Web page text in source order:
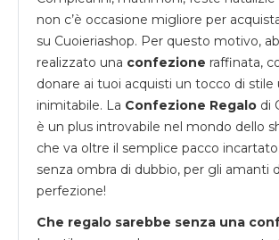
non c’è occasione migliore per
su Cuoieriashop. Per questo motivo,
realizzato una confezione raffinata,
donare ai tuoi acquisti un tocco di stile
inimitabile. La Confezione Regalo di
è un plus introvabile nel mondo dello
che va oltre il semplice pacco
senza ombra di dubbio, per gli amanti
perfezione!
Che regalo sarebbe senza una